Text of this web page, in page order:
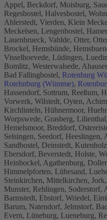
Appel, Beckdorf, Moisburg,
Regesbostel, Halvesbostel,
Ahlerstedt, Vierden, Klein
Meckelsen, Lengenbostel,
Lauenbrueck, Vahlde, Otter,
Brockel, Hemsbünde,
Visselhoevede, Lüdingen,
Bomlitz, Westerwalsede,
Bad Fallingbostel, Rotenburg
Rotehnburg (Wümme),
Hassendorf, Sottrum, Reeßum,
Vorwerk, Wilstedt, Oyten,
Kirchlinteln, Hühnermoor,
Worpswede, Grasberg,
Hemelsmoor, Breddorf,
Selsingen, Seedorf, Heeslingen,
Sandbostel, Deinstedt,
Ebersdorf, Beverstedt, Holste,
Heinbockel, Agathenburg,
Himmelpforten, Lühesand,
Steinkirchen, Mittelkirchen,
Munster, Rehlingen, Soderstorf,
Barmstedt, Ebstorf, Wriedel,
Barum, Natendorf, Jelmstorf,
Evern, Lüneburg, Lueneburg,